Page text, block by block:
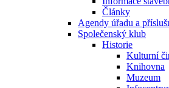
Články
Agendy úřadu a
Společenský klub
Historie
Kulturní
Knihovna
Muzeum